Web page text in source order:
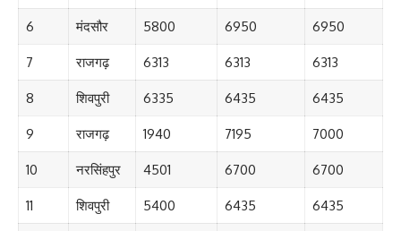
6 मंदसौर 5800 6950 6950
7 राजगढ़ 6313 6313 6313
8 शिवपुरी 6335 6435 6435
9 राजगढ़ 1940 7195 7000
10 नरसिंहपुर 4501 6700 6700
11 शिवपुरी 5400 6435 6435